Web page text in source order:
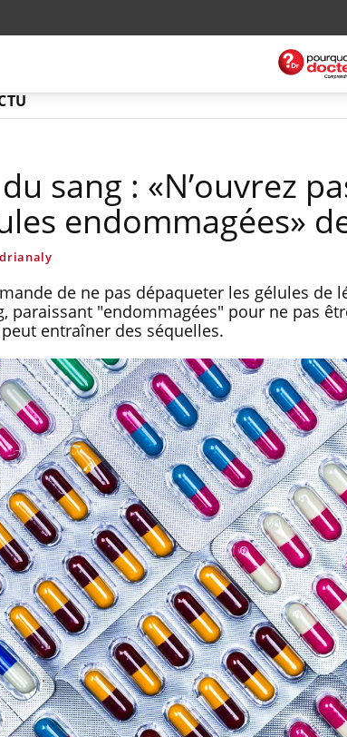
sang : «N’ouvrez
endommagées»
de ne pas dépaqueter les gélules
paraissant "endommagées" pour ne pas
entraîner des séquelles.